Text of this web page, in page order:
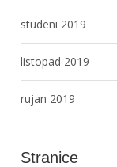
studeni 2019
listopad 2019
rujan 2019
Stranice